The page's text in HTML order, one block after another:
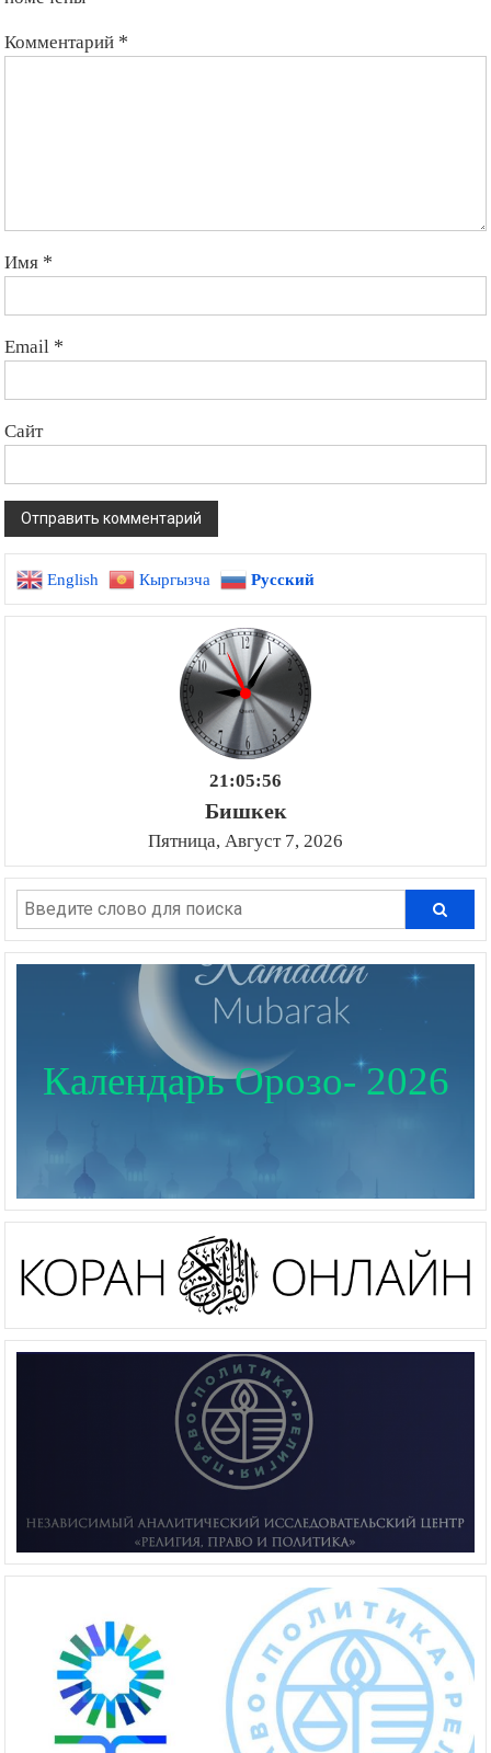
Комментарий *
Имя *
Email *
Сайт
English Кыргызча Русский
21:05:57
Бишкек
Пятница, Август 7, 2026
Календарь Орозо- 2026